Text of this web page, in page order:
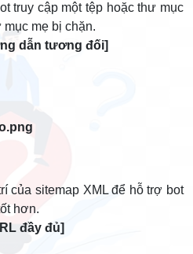
truy cập một tệp hoặc thư mục
mẹ bị chặn.
dẫn tương đối]
của sitemap XML để hỗ trợ bot
hơn.
đầy đủ]